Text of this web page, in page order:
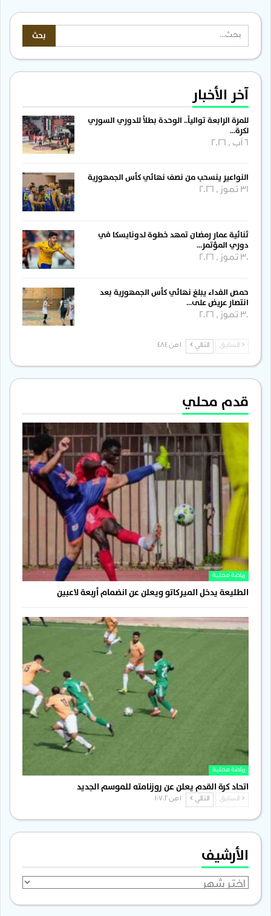
آخر الأخبار
للمرة الرابعة توالياً.. الوحدة بطلاً للدوري السوري
لكرة…
النواعير ينسحب من نصف نهائي كأس الجمهورية
31 تموز , 2026
ثنائية عمار رمضان تمهد خطوة لدونايسكا في
دوري المؤتمر…
30 تموز , 2026
حمص الفداء يبلغ نهائي كأس الجمهورية بعد
انتصار عريض على…
30 تموز , 2026
السابق التالي
قدم محلي
رياضة محلية
الطليعة يدخل الميركاتو ويعلن عن انضمام أربعة لاعبين
رياضة محلية
اتحاد كرة القدم يعلن عن روزنامته للموسم الجديد
السابق التالي
الأرشيف
الأرشيف